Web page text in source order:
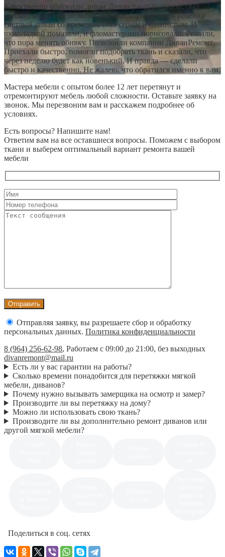
Качественно обновили диван Диван у нас большой, был
куплен, когда еще не было малыша. С рождением ребенка
светлый диван со временем стал серым и пятнистым. И
шоколадкой помазали, и фломастерами порисовали. Решили,
что пора менять обивку. Позвонили компании ДиванРемонт.
Приехали быстро, помогли подобрать ткань и сказали, что
через неделю будет как новенький. И правда — сделали
быстро и качественно. Не жалею, что обратился именно к вам.
Мастера мебели с опытом более 12 лет перетянут и
отремонтируют мебель любой сложности. Оставьте заявку на
звонок. Мы перезвоним вам и расскажем подробнее об
условиях.
Есть вопросы? Напишите нам!
Ответим вам на все оставшиеся вопросы. Поможем с выбором
ткани и выберем оптимальный вариант ремонта вашей
мебели
Отправляя заявку, вы разрешаете сбор и обработку
персональных данных. Политика конфиденциальности
8 (964) 256-62-98, Работаем с 09:00 до 21:00, без выходных
divanremont@mail.ru
Есть ли у вас гарантии на работы?
Сколько времени понадобится для перетяжки мягкой
мебели, диванов?
Почему нужно вызывать замерщика на осмотр и замер?
Производите ли вы перетяжку на дому?
Можно ли использовать свою ткань?
Производите ли вы дополнительно ремонт диванов или
другой мягкой мебели?
Поделиться в соц. сетях